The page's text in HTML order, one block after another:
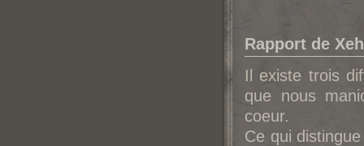
Rapport de
Il existe trois
que nous
coeur.
Ce qui